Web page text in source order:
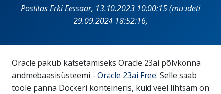
Postitas Erki Eessaar, 13.10.2023 10:00:15 (muudeti
29.09.2024 18:52:16)
Oracle pakub katsetamiseks Oracle 23ai põlvkonna
andmebaasisüsteemi - Oracle 23ai Free. Selle saab
tööle panna Dockeri konteineris, kuid veel lihtsam on